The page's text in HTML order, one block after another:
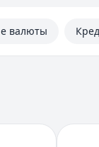
валюты